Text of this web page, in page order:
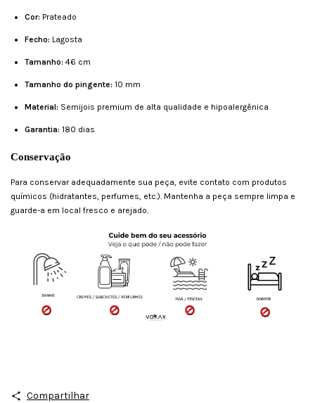
Cor: Prateado
Fecho: Lagosta
Tamanho: 46 cm
Tamanho do pingente: 10 mm
Material: Semijois premium de alta qualidade e hipoalergênica
Garantia: 180 dias
Conservação
Para conservar adequadamente sua peça, evite contato com produtos
químicos (hidratantes, perfumes, etc.). Mantenha a peça sempre limpa e
guarde-a em local fresco e arejado.
Compartilhar